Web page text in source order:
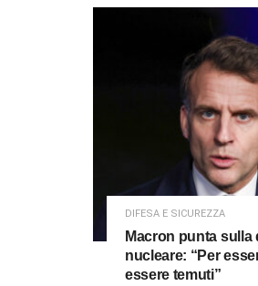
DIFESA E SICUREZZA
Macron punta sulla
nucleare: “Per
essere temuti”